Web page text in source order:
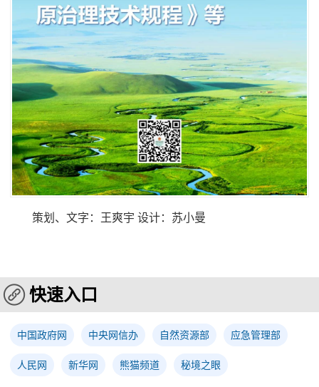
策划、文字：王爽宇 设计：苏小曼
快速入口
中国政府网 中央网信办 自然资源部 应急管理部
人民网 新华网 熊猫频道 秘境之眼